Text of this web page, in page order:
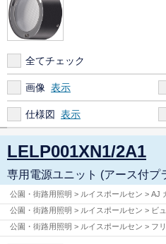
全てチェック
画像
仕様図
LELP001XN1/2A1
専用電源ユニット (アース
公園・街路用
公園・街路
公園・街路